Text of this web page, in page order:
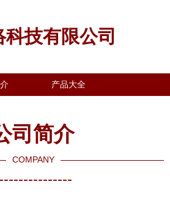
技有限公司
产品大全
司简介
COMPANY